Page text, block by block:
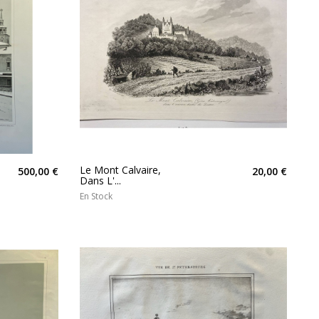
500,00 € Le Mont Calvaire,
Dans L'...
20,00 €
En Stock